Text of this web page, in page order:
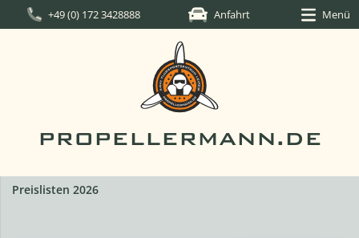
+49 (0) 172 3428888 Anfahrt Menü
PROPELLERMANN.DE
Preislisten 2026